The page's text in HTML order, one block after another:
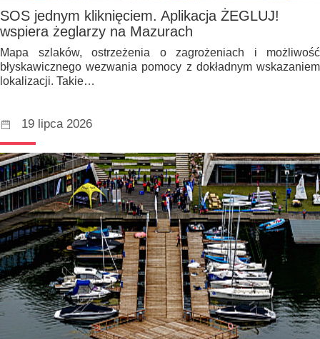
SOS jednym kliknięciem. Aplikacja ŻEGLUJ!
wspiera żeglarzy na Mazurach
Mapa szlaków, ostrzeżenia o zagrożeniach i możliwość
błyskawicznego wezwania pomocy z dokładnym wskazaniem
lokalizacji. Takie…
19 lipca 2026